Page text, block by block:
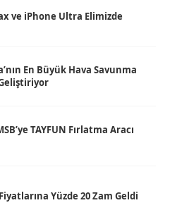
ve iPhone Ultra Elimizde
En Büyük Hava Savunma
TAYFUN Fırlatma Aracı
Yüzde 20 Zam Geldi